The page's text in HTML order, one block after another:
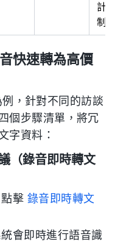
計
制
快速轉為高價
，針對不同的訪談
個步驟清單，將冗
字資料：
（錄音即時轉文
擊 錄音即時轉文
會即時進行語音識